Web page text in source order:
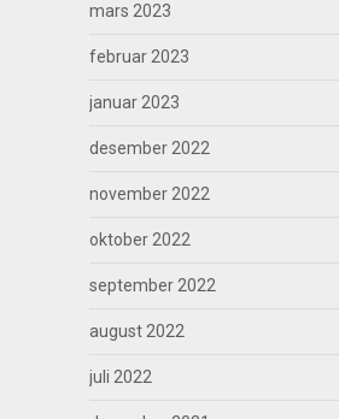
mars 2023
februar 2023
januar 2023
desember 2022
november 2022
oktober 2022
september 2022
august 2022
juli 2022